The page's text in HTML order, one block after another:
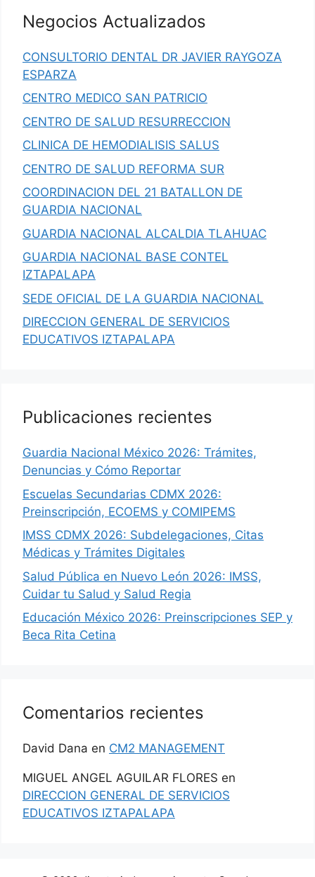
Negocios Actualizados
CONSULTORIO DENTAL DR JAVIER RAYGOZA
ESPARZA
CENTRO MEDICO SAN PATRICIO
CENTRO DE SALUD RESURRECCION
CLINICA DE HEMODIALISIS SALUS
CENTRO DE SALUD REFORMA SUR
COORDINACION DEL 21 BATALLON DE
GUARDIA NACIONAL
GUARDIA NACIONAL ALCALDIA TLAHUAC
GUARDIA NACIONAL BASE CONTEL
IZTAPALAPA
SEDE OFICIAL DE LA GUARDIA NACIONAL
DIRECCION GENERAL DE SERVICIOS
EDUCATIVOS IZTAPALAPA
Publicaciones recientes
Guardia Nacional México 2026: Trámites,
Denuncias y Cómo Reportar
Escuelas Secundarias CDMX 2026:
Preinscripción, ECOEMS y COMIPEMS
IMSS CDMX 2026: Subdelegaciones, Citas
Médicas y Trámites Digitales
Salud Pública en Nuevo León 2026: IMSS,
Cuidar tu Salud y Salud Regia
Educación México 2026: Preinscripciones SEP y
Beca Rita Cetina
Comentarios recientes
David Dana en CM2 MANAGEMENT
MIGUEL ANGEL AGUILAR FLORES en
DIRECCION GENERAL DE SERVICIOS
EDUCATIVOS IZTAPALAPA